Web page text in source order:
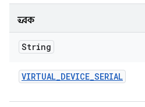
ধ্রুবক
String
VIRTUAL_DEVICE_SERIAL